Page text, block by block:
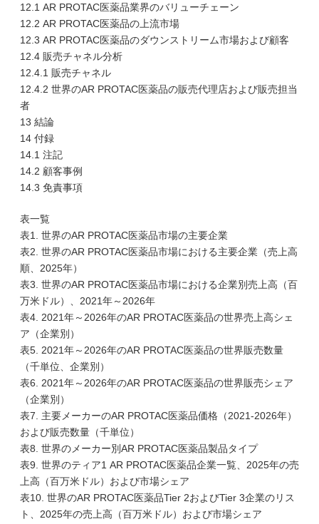
12.1 AR PROTAC医薬品業界のバリューチェーン
12.2 AR PROTAC医薬品の上流市場
12.3 AR PROTAC医薬品のダウンストリーム市場および顧客
12.4 販売チャネル分析
12.4.1 販売チャネル
12.4.2 世界のAR PROTAC医薬品の販売代理店および販売担当
者
13 結論
14 付録
14.1 注記
14.2 顧客事例
14.3 免責事項
表一覧
表1. 世界のAR PROTAC医薬品市場の主要企業
表2. 世界のAR PROTAC医薬品市場における主要企業（売上高
順、2025年）
表3. 世界のAR PROTAC医薬品市場における企業別売上高（百
万米ドル）、2021年～2026年
表4. 2021年～2026年のAR PROTAC医薬品の世界売上高シェ
ア（企業別）
表5. 2021年～2026年のAR PROTAC医薬品の世界販売数量
（千単位、企業別）
表6. 2021年～2026年のAR PROTAC医薬品の世界販売シェア
（企業別）
表7. 主要メーカーのAR PROTAC医薬品価格（2021-2026年）
および販売数量（千単位）
表8. 世界のメーカー別AR PROTAC医薬品製品タイプ
表9. 世界のティア1 AR PROTAC医薬品企業一覧、2025年の売
上高（百万米ドル）および市場シェア
表10. 世界のAR PROTAC医薬品Tier 2およびTier 3企業のリス
ト、2025年の売上高（百万米ドル）および市場シェア